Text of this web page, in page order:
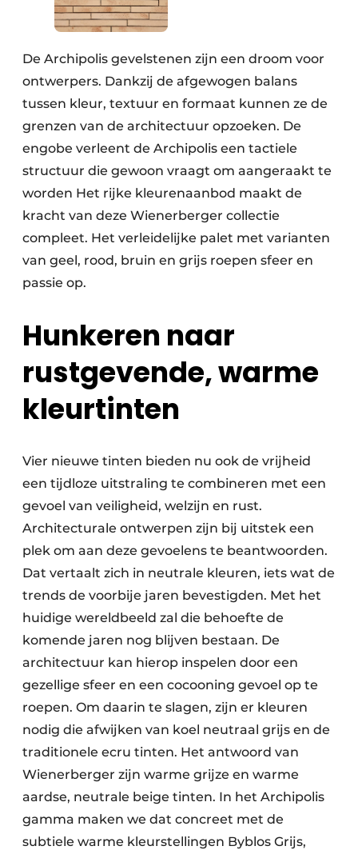
Zonwering
De Archipolis gevelstenen zijn een droom voor
ontwerpers. Dankzij de afgewogen balans
tussen kleur, textuur en formaat kunnen ze de
grenzen van de architectuur opzoeken. De
engobe verleent de Archipolis een tactiele
structuur die gewoon vraagt om aangeraakt te
worden Het rijke kleurenaanbod maakt de
kracht van deze Wienerberger collectie
compleet. Het verleidelijke palet met varianten
van geel, rood, bruin en grijs roepen sfeer en
passie op.
Hunkeren naar
rustgevende, warme
kleurtinten
Vier nieuwe tinten bieden nu ook de vrijheid
een tijdloze uitstraling te combineren met een
gevoel van veiligheid, welzijn en rust.
Architecturale ontwerpen zijn bij uitstek een
plek om aan deze gevoelens te beantwoorden.
Dat vertaalt zich in neutrale kleuren, iets wat de
trends de voorbije jaren bevestigden. Met het
huidige wereldbeeld zal die behoefte de
komende jaren nog blijven bestaan. De
architectuur kan hierop inspelen door een
gezellige sfeer en een cocooning gevoel op te
roepen. Om daarin te slagen, zijn er kleuren
nodig die afwijken van koel neutraal grijs en de
traditionele ecru tinten. Het antwoord van
Wienerberger zijn warme grijze en warme
aardse, neutrale beige tinten. In het Archipolis
gamma maken we dat concreet met de
subtiele warme kleurstellingen Byblos Grijs,